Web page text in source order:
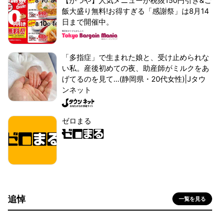
飯大盛り無料!お得すぎる「感謝祭」は8月14
日まで開催中。
「多指症」で生まれた娘と、受け止められな
い私。産後初めての夜、助産師がミルクをあ
げてるのを見て...(静岡県・20代女性)|Jタウ
ンネット
ゼロまる
追悼 一覧を見る